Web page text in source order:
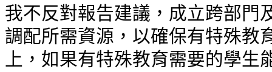
我不反對報告建議，成立跨部門
調配所需資源，以確保有特殊教
上，如果有特殊教育需要的學